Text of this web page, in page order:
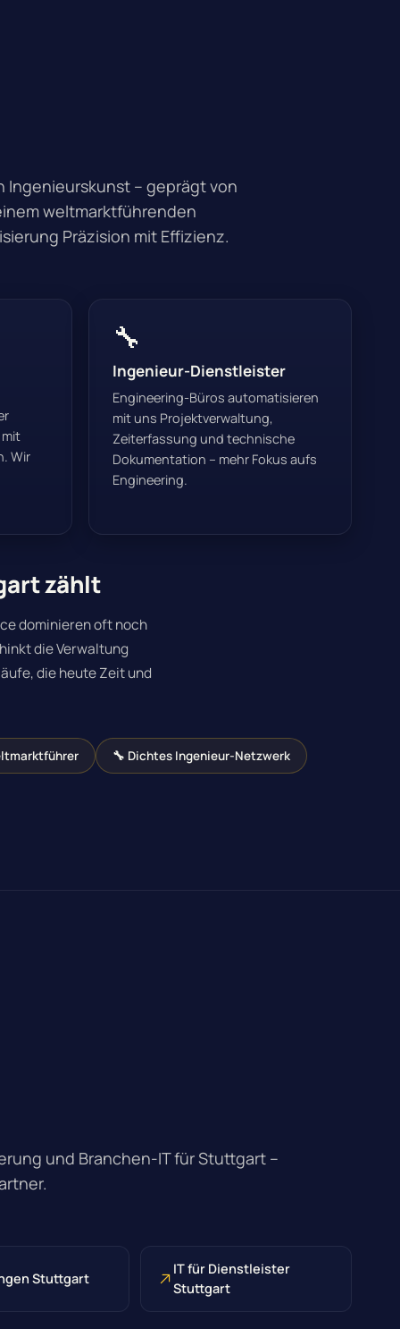
– geprägt von
weltmarktführenden
Präzision mit Effizienz.
Wir
🔧
Ingenieur-Dienstleister
Engineering-Büros automatisieren
mit uns Projektverwaltung,
Zeiterfassung und technische
Dokumentation – mehr Fokus aufs
Engineering.
zählt
dominieren oft noch
die Verwaltung
die heute Zeit und
🔧 Dichtes Ingenieur-Netzwerk
und Branchen-IT für Stuttgart –
Stuttgart
IT für Dienstleister
Stuttgart